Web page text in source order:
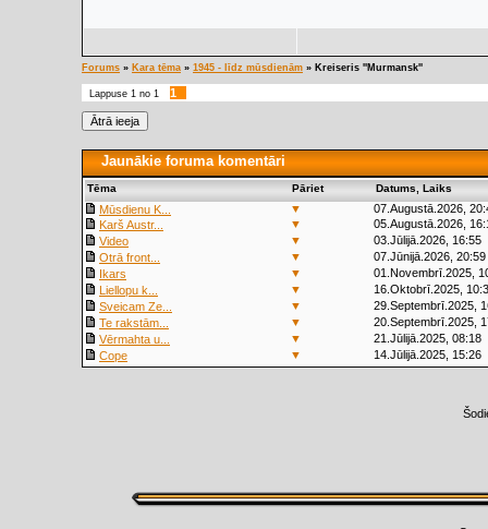
Forums » Kara tēma » 1945 - līdz mūsdienām » Kreiseris ''Murmansk''
Lappuse 1 no 1 1
Jaunākie foruma komentāri
Tēma Pāriet Datums, Laiks
Mūsdienu K... ▼
07.Augustā.2026,
Karš Austr...
▼
05.Augustā.2026,
Video
▼
03.Jūlijā.2026, 16:55
Otrā front...
▼
07.Jūnijā.2026, 20:59
Ikars
▼
01.Novembrī.2025,
Liellopu k...
▼
16.Oktobrī.2025,
Sveicam Ze...
▼
29.Septembrī.2025,
Te rakstām...
▼
20.Septembrī.2025,
Vērmahta u...
▼
21.Jūlijā.2025, 08:18
Cope
▼ 14.Jūlijā.2025, 15:26